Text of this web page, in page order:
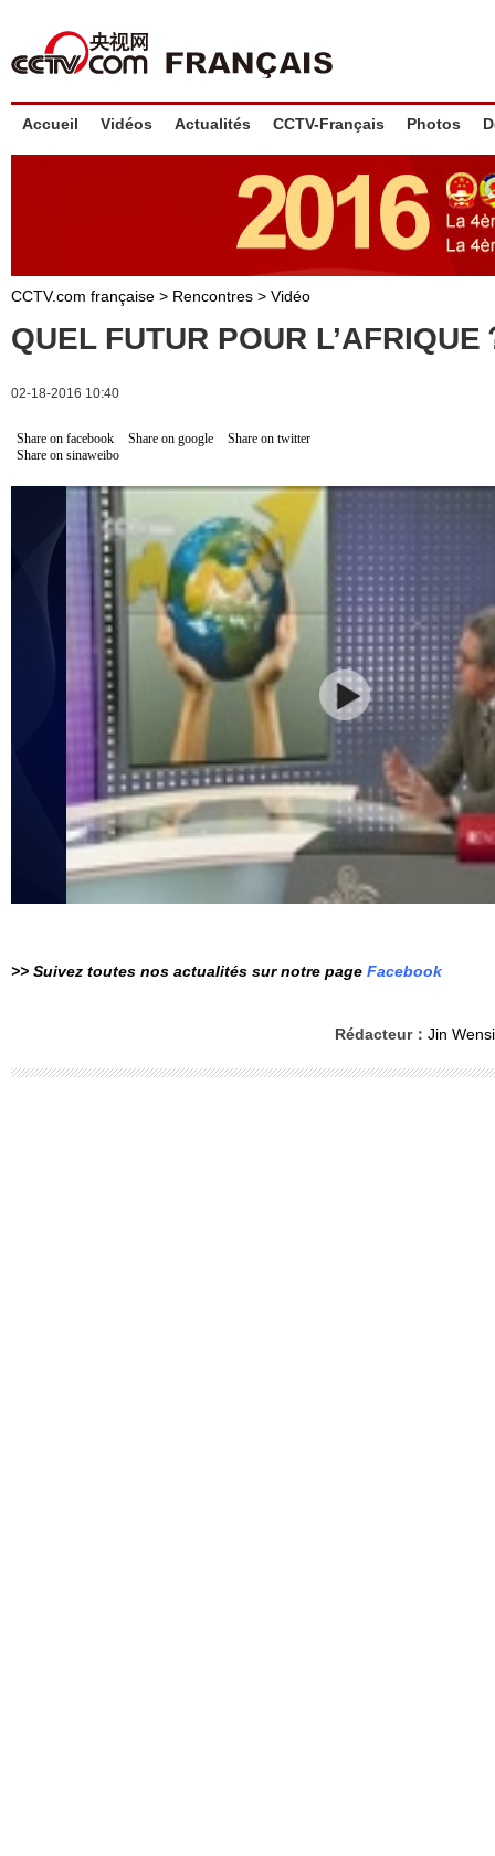
Accueil Vidéos Actualités CCTV-Français Photos
CCTV.com française > Rencontres > Vidéo
QUEL FUTUR POUR L’AFRIQUE
02-18-2016 10:40
Share on facebook Share on google
Share on twitter
Share on sinaweibo
>> Suivez toutes nos actualités sur notre page Facebook
Rédacteur： Jin Wensi